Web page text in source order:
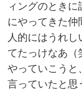
ィングのとき
にやってきた仲
人的にはうれ
てたっけなあ（
やっていこうと
言っていたと思